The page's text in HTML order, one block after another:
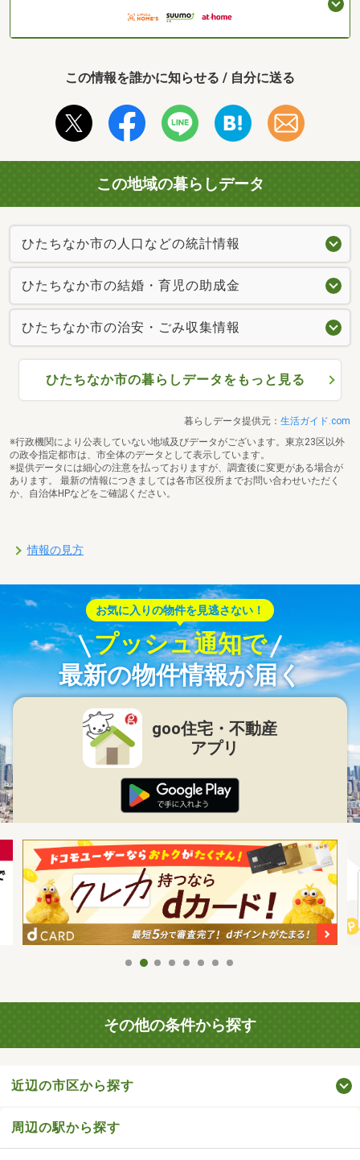
この情報を誰かに知らせる / 自分に送る
この地域の暮らしデータ
ひたちなか市の人口などの統計情報
ひたちなか市の結婚・育児の助成金
ひたちなか市の治安・ごみ収集情報
ひたちなか市の暮らしデータをもっと見る
暮らしデータ提供元： 生活ガイド.com
※行政機関により公表していない地域及びデータがございます。東京23区以外
の政令指定都市は、市全体のデータとして表示しています。
※提供データには細心の注意を払っておりますが、調査後に変更がある場合が
あります。 最新の情報につきましては各市区役所までお問い合わせいただく
か、自治体HPなどをご確認ください。
情報の見方
お気に入りの物件を見逃さない！
プッシュ通知で
最新の物件情報が届く
goo住宅・不動産
アプリ
その他の条件から探す
近辺の市区から探す
周辺の駅から探す